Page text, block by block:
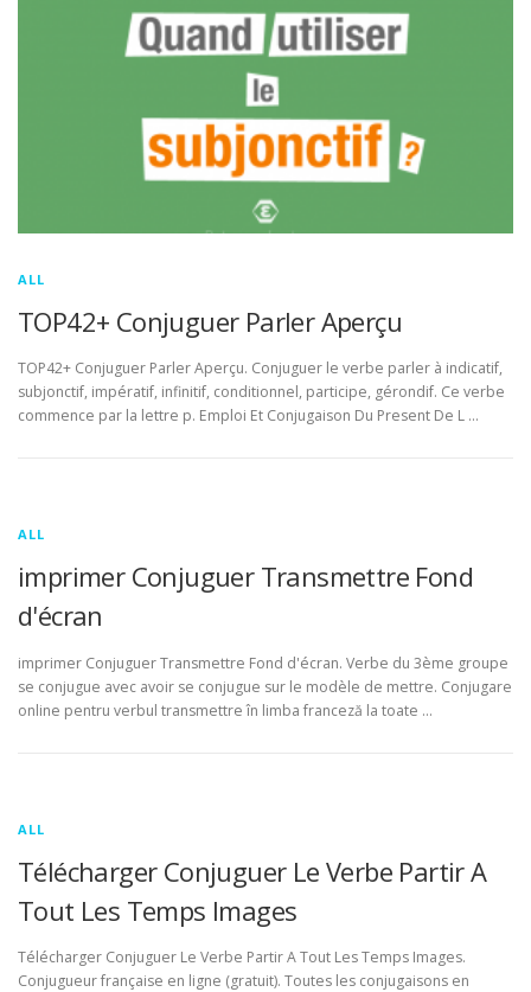
ALL
TOP42+ Conjuguer Parler Aperçu
TOP42+ Conjuguer Parler Aperçu. Conjuguer le verbe parler à indicatif,
subjonctif, impératif, infinitif, conditionnel, participe, gérondif. Ce verbe
commence par la lettre p. Emploi Et Conjugaison Du Present De L …
ALL
imprimer Conjuguer Transmettre Fond
d'écran
imprimer Conjuguer Transmettre Fond d'écran. Verbe du 3ème groupe
se conjugue avec avoir se conjugue sur le modèle de mettre. Conjugare
online pentru verbul transmettre în limba franceză la toate …
ALL
Télécharger Conjuguer Le Verbe Partir A
Tout Les Temps Images
Télécharger Conjuguer Le Verbe Partir A Tout Les Temps Images.
Conjugueur française en ligne (gratuit). Toutes les conjugaisons en